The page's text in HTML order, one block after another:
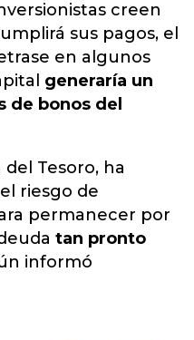
creen
sus pagos, el
en algunos
generaría un
de bonos del
Tesoro, ha
riesgo de
permanecer por
tan pronto
informó